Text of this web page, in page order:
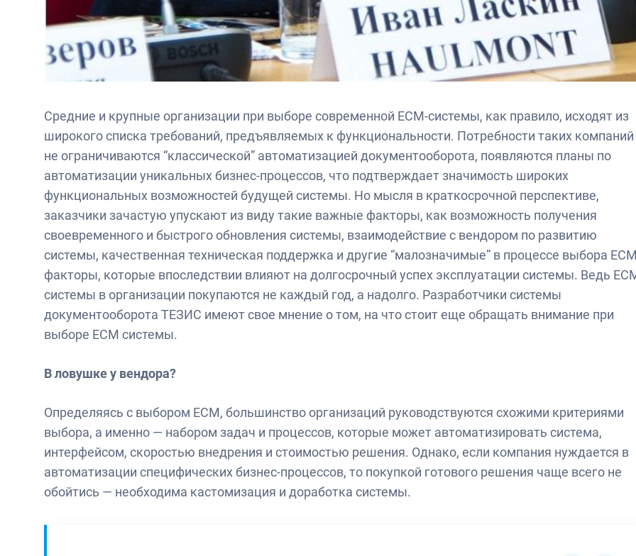
Средние и крупные организации при выборе современной ЕСМ-системы, как правило, исходят из
широкого списка требований, предъявляемых к функциональности. Потребности таких компаний
не ограничиваются “классической” автоматизацией документооборота, появляются планы по
автоматизации уникальных бизнес-процессов, что подтверждает значимость широких
функциональных возможностей будущей системы. Но мысля в краткосрочной перспективе,
заказчики зачастую упускают из виду такие важные факторы, как возможность получения
своевременного и быстрого обновления системы, взаимодействие с вендором по развитию
системы, качественная техническая поддержка и другие “малозначимые” в процессе выбора
факторы, которые впоследствии влияют на долгосрочный успех эксплуатации системы. Ведь
системы в организации покупаются не каждый год, а надолго. Разработчики системы
документооборота ТЕЗИС имеют свое мнение о том, на что стоит еще обращать внимание при
выборе ЕСМ системы.
В ловушке у вендора?
Определяясь с выбором ЕСМ, большинство организаций руководствуются схожими критериями
выбора, а именно — набором задач и процессов, которые может автоматизировать система,
интерфейсом, скоростью внедрения и стоимостью решения. Однако, если компания нуждается в
автоматизации специфических бизнес-процессов, то покупкой готового решения чаще всего не
обойтись — необходима кастомизация и доработка системы.